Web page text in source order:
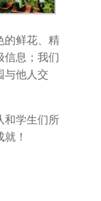
的鲜花、精
信息；我们
与他人交
和学生们所
！